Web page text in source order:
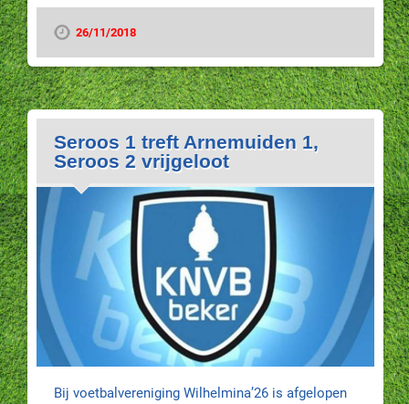
26/11/2018
Seroos 1 treft Arnemuiden 1,
Seroos 2 vrijgeloot
Bij voetbalvereniging Wilhelmina’26 is afgelopen